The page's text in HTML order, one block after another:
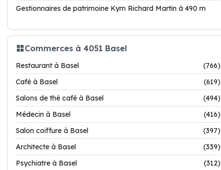
Gestionnaires de patrimoine Kym Richard Martin à 490 m
Commerces à 4051 Basel
Restaurant à Basel
(766)
Café à Basel
(619)
Salons de thé café à Basel
(494)
Médecin à Basel
(416)
Salon coiffure à Basel
(397)
Architecte à Basel
(339)
Psychiatre à Basel
(312)